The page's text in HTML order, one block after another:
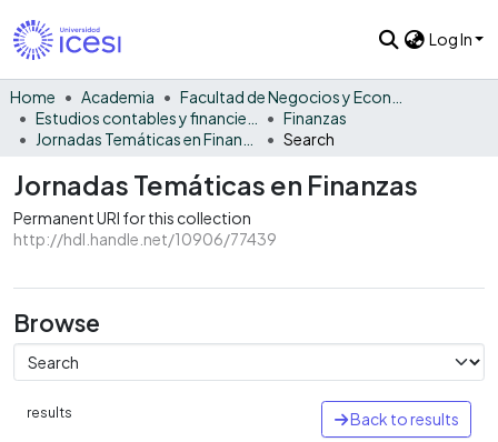
Log In
Home Academia
Finanzas
Search
Jornadas Temáticas en Finanzas
Permanent URI for this collection
http://hdl.handle.net/10906/77439
Browse
results Back to results